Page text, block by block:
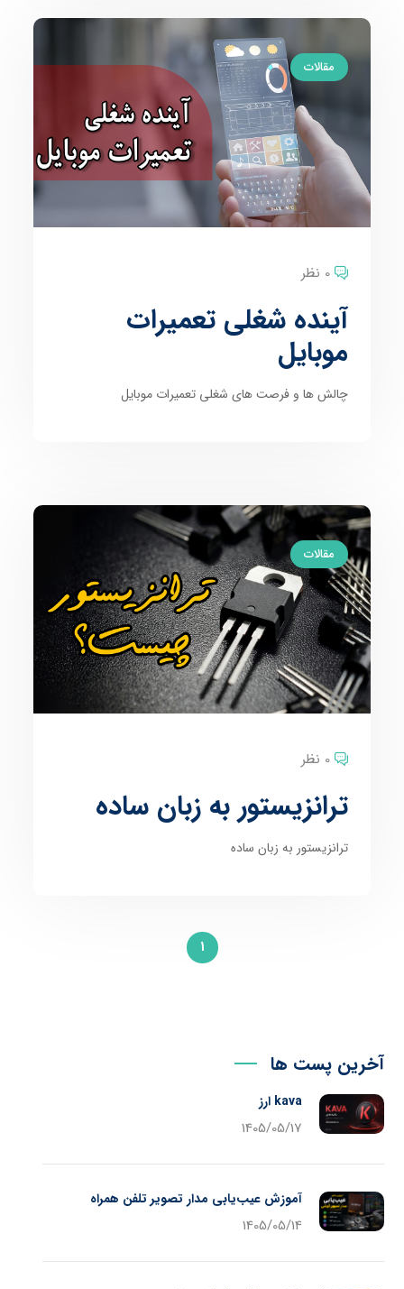
مقالات
0 نظر
آینده شغلی تعمیرات
موبایل
چالش ها و فرصت های شغلی تعمیرات موبایل
مقالات
0 نظر
ترانزیستور به زبان ساده
ترانزیستور به زبان ساده
1
آخرین پست ها
kava ارز
1405/05/17
آموزش عیب‌یابی مدار تصویر تلفن همراه
1405/05/14